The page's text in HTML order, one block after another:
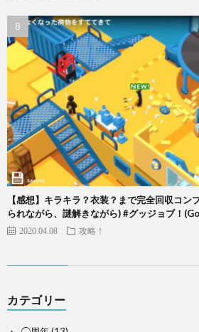
【感想】キラキラ？衣装？まで完全回収コン
られながら、謎解きながら) #グッジョブ！
2020.04.08 攻略！
カテゴリー